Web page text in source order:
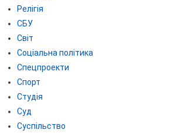
Релігія
СБУ
Світ
Соціальна політика
Спецпроекти
Спорт
Студія
Суд
Суспільство